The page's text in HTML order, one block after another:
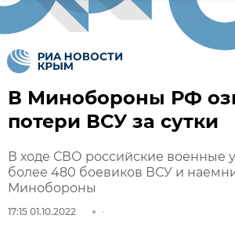
В Минобороны РФ
потери ВСУ за сутки
В ходе СВО российские военные
более 480 боевиков ВСУ и
Минобороны
17:15 01.10.2022